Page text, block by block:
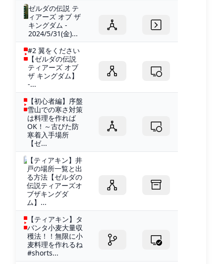
ゼルダの伝説 テ
ィアーズ オブ ザ
キングダム -
2024/5/31(金)...
#2 翼をください
【ゼルダの伝説
ティアーズ オブ
ザ キングダム】
-...
【初心者編】序盤
雪山での寒さ対策
は料理を作れば
OK！～古びた防
寒着入手場所
【ゼ...
【ティアキン】井
戸の場所一覧と出
る方法【ゼルダの
伝説ティアーズオ
ブザキングダ
ム】...
【ティアキン】タ
バンタ小麦大量収
穫法！！無限に小
麦料理を作れるね
#shorts...